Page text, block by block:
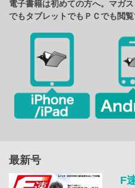
電子書籍は初めての方へ。マガ
でもタブレットでもＰＣでも閲覧
最新号
F